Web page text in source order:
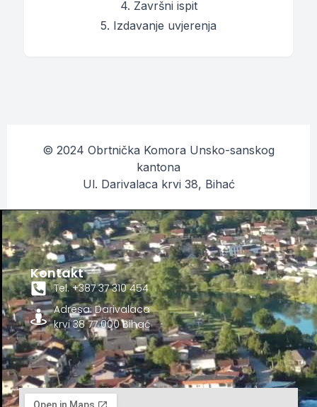
4. Završni ispit
5. Izdavanje uvjerenja
© 2024 Obrtnička Komora Unsko-sanskog
kantona
Ul. Darivalaca krvi 38, Bihać
Kontakt
Tel. +387 37 310 454
Adresa: Darivalaca
krvi 38 77 000 Bihać